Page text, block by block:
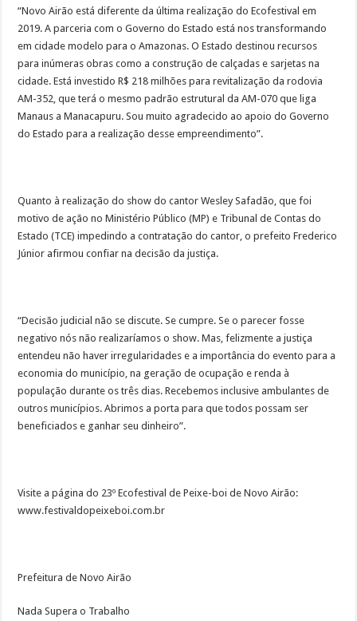
“Novo Airão está diferente da última realização do Ecofestival em
2019. A parceria com o Governo do Estado está nos transformando
em cidade modelo para o Amazonas. O Estado destinou recursos
para inúmeras obras como a construção de calçadas e sarjetas na
cidade. Está investido R$ 218 milhões para revitalização da rodovia
AM-352, que terá o mesmo padrão estrutural da AM-070 que liga
Manaus a Manacapuru. Sou muito agradecido ao apoio do Governo
do Estado para a realização desse empreendimento”.
Quanto à realização do show do cantor Wesley Safadão, que foi
motivo de ação no Ministério Público (MP) e Tribunal de Contas do
Estado (TCE) impedindo a contratação do cantor, o prefeito Frederico
Júnior afirmou confiar na decisão da justiça.
“Decisão judicial não se discute. Se cumpre. Se o parecer fosse
negativo nós não realizaríamos o show. Mas, felizmente a justiça
entendeu não haver irregularidades e a importância do evento para a
economia do município, na geração de ocupação e renda à
população durante os três dias. Recebemos inclusive ambulantes de
outros municípios. Abrimos a porta para que todos possam ser
beneficiados e ganhar seu dinheiro”.
Visite a página do 23º Ecofestival de Peixe-boi de Novo Airão:
www.festivaldopeixeboi.com.br
Prefeitura de Novo Airão
Nada Supera o Trabalho